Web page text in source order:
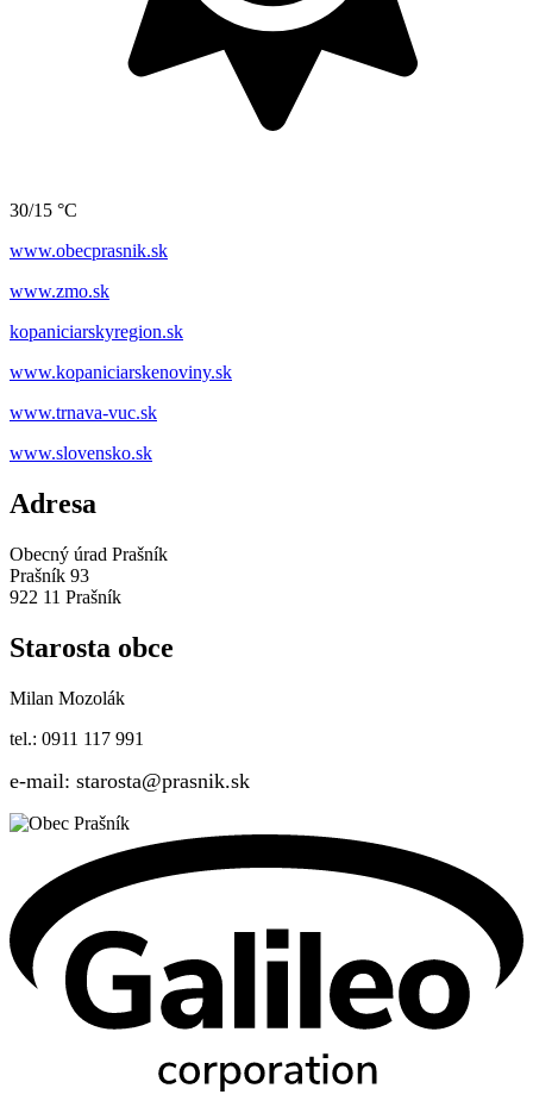
30/15 °C
www.obecprasnik.sk
www.zmo.sk
kopaniciarskyregion.sk
www.kopaniciarskenoviny.sk
www.trnava-vuc.sk
www.slovensko.sk
Adresa
Obecný úrad Prašník
Prašník 93
922 11 Prašník
Starosta obce
Milan Mozolák
tel.: 0911 117 991
e-mail: starosta@prasnik.sk